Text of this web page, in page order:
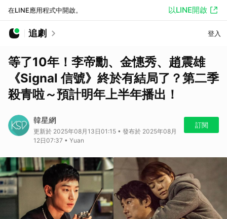
在LINE應用程式中開啟。 以LINE開啟
追劇 登入
等了10年！李帝勳、金憓秀、趙震雄
《Signal 信號》終於有結局了？第二季
殺青啦～預計明年上半年播出！
韓星網
更新於 2025年08月13日01:15 • 發布於 2025年08月
12日07:37 • Yuan
訂閱